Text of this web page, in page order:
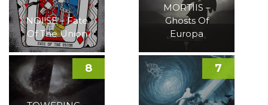
NOI!SE – Fate
Of The Union
MORTIIS –
Ghosts Of
Europa
8 7